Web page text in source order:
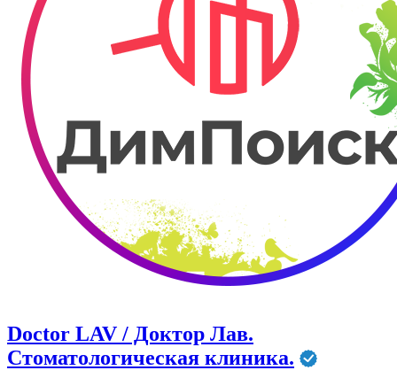
Doctor LAV / Доктор Лав.
Стоматологическая клиника.